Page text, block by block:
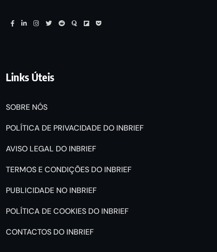
Links Úteis
SOBRE NÓS
POLÍTICA DE PRIVACIDADE DO INBRIEF
AVISO LEGAL DO INBRIEF
TERMOS E CONDIÇÕES DO INBRIEF
PUBLICIDADE NO INBRIEF
POLÍTICA DE COOKIES DO INBRIEF
CONTACTOS DO INBRIEF